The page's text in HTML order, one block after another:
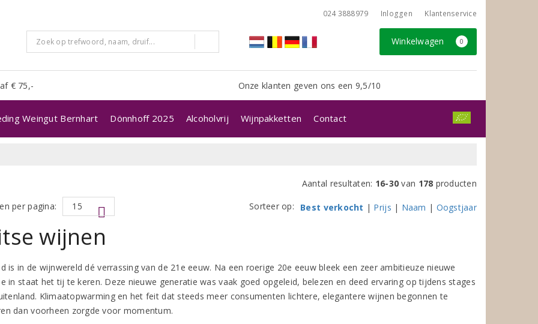
024 3888979 Inloggen Klantenservice
Winkelwagen 0
€ 75,- Onze klanten geven ons een 9,5/10
Weingut Bernhart Dönnhoff 2025 Alcoholvrij Wijnpakketten Contact
Aantal resultaten: 16-30 van 178 producten
per pagina:
Sorteer op: Best verkocht | Prijs | Naam | Oogstjaar
wijnen
is in de wijnwereld dé verrassing van de 21e eeuw. Na een roerige 20e eeuw bleek een zeer ambitieuze nieuwe
in staat het tij te keren. Deze nieuwe generatie was vaak goed opgeleid, belezen en deed ervaring op tijdens stages
Klimaatopwarming en het feit dat steeds meer consumenten lichtere, elegantere wijnen begonnen te
dan voorheen zorgde voor momentum.